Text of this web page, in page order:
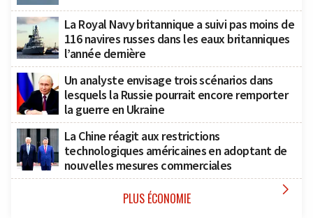
La Royal Navy britannique a suivi pas moins de
116 navires russes dans les eaux britanniques
l’année dernière
Un analyste envisage trois scénarios dans
lesquels la Russie pourrait encore remporter
la guerre en Ukraine
La Chine réagit aux restrictions
technologiques américaines en adoptant de
nouvelles mesures commerciales
PLUS ÉCONOMIE 